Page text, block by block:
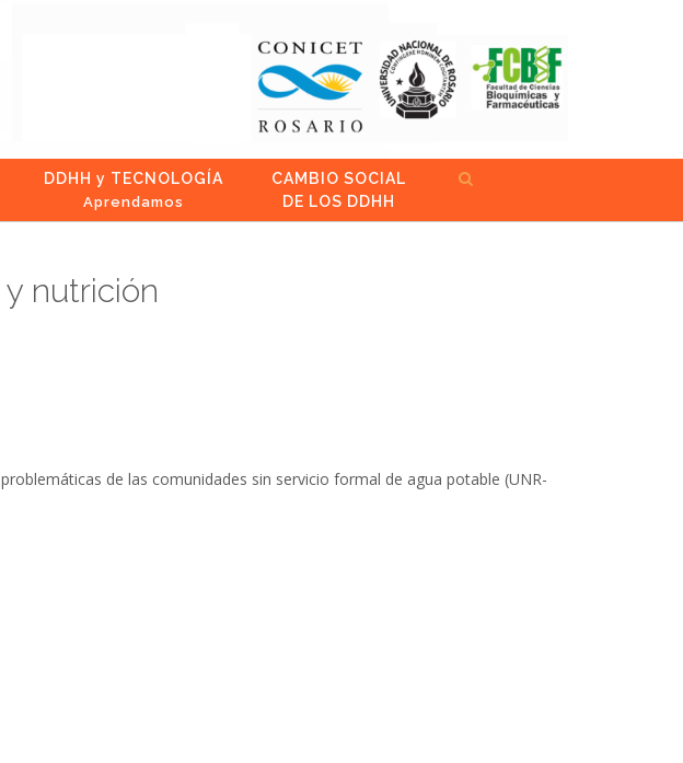
DDHH y TECNOLOGÍA
Aprendamos
CAMBIO SOCIAL
DE LOS DDHH
nutrición
de las comunidades sin servicio formal de agua potable (UNR-